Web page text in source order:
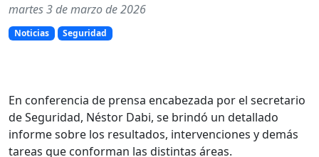
martes 3 de marzo de 2026
Noticias Seguridad
En conferencia de prensa encabezada por el secretario
de Seguridad, Néstor Dabi, se brindó un detallado
informe sobre los resultados, intervenciones y demás
tareas que conforman las distintas áreas.